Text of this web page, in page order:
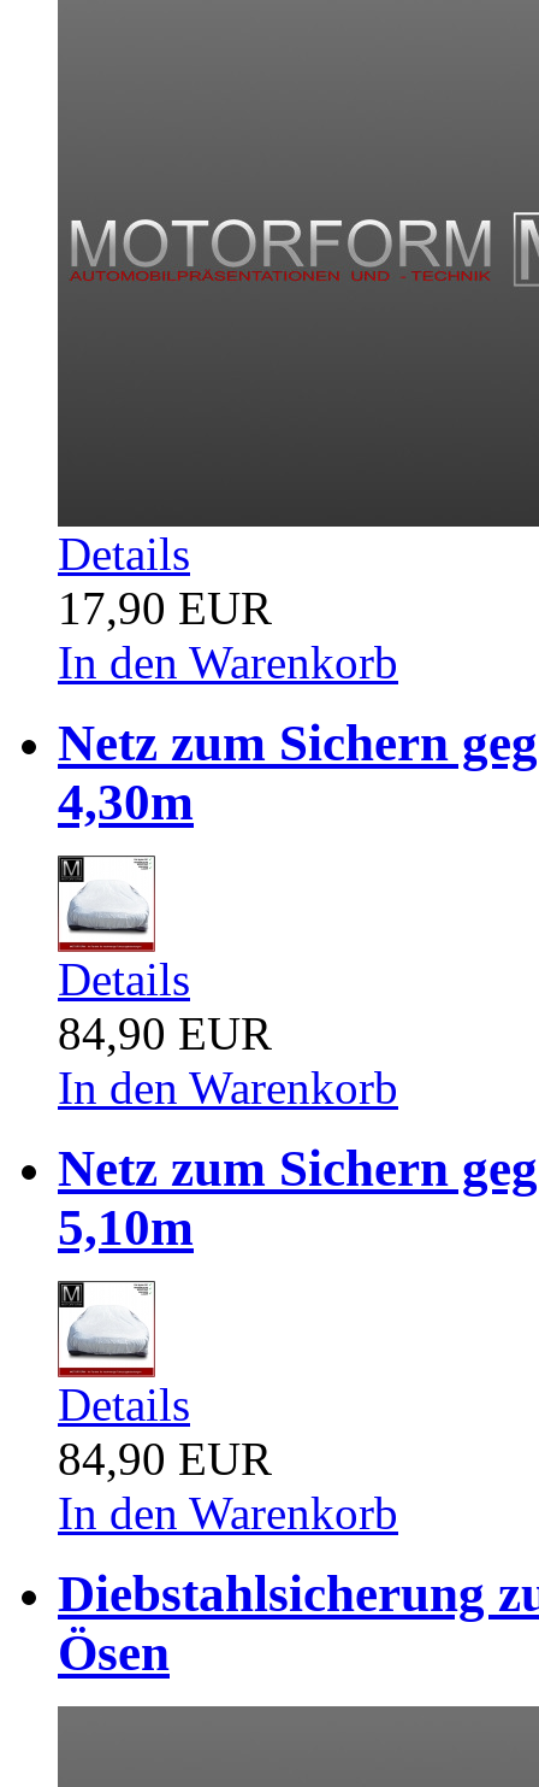
Details
17,90 EUR
In den Warenkorb
Netz zum Sichern
4,30m
Details
84,90 EUR
In den Warenkorb
Netz zum Sichern
5,10m
Details
84,90 EUR
In den Warenkorb
Diebstahlsicherung
Ösen